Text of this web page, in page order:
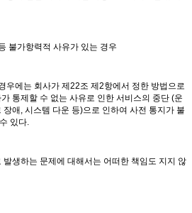
불가항력적 사유가 있는 경우
에는 회사가 제22조 제2항에서 정한 방법으로
통제할 수 없는 사유로 인한 서비스의 중단 (운
애, 시스템 다운 등)으로 인하여 사전 통지가 불
있다.
생하는 문제에 대해서는 어떠한 책임도 지지 않